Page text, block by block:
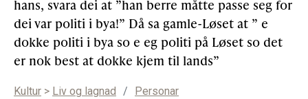
hans, svara dei at ”han berre måtte passe seg for
dei var politi i bya!” Då sa gamle-Løset at ” e
dokke politi i bya so e eg politi på Løset so det
er nok best at dokke kjem til lands”
Kultur > Liv og lagnad / Personar